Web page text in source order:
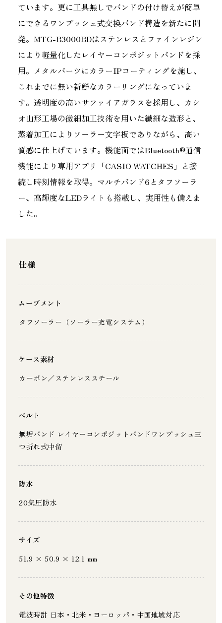
ています。更に工具無しでバンドの付け替えが簡単
にできるワンプッシュ式交換バンド構造を新たに開
発。MTG-B3000BDはステンレスとファインレジン
により軽量化したレイヤーコンポジットバンドを採
用。メタルパーツにカラーIPコーティングを施し、
これまでに無い新鮮なカラーリングになっていま
す。透明度の高いサファイアガラスを採用し、カシ
オ山形工場の微細加工技術を用いた繊細な造形と、
蒸着加工によりソーラー文字板でありながら、高い
質感に仕上げています。機能面ではBluetooth®通信
機能により専用アプリ「CASIO WATCHES」と接
続し時刻情報を取得。マルチバンド6とタフソーラ
ー、高輝度なLEDライトも搭載し、実用性も備えま
した。
仕様
ムーブメント
タフソーラー（ソーラー充電システム）
ケース素材
カーボン／ステンレススチール
ベルト
無垢バンド レイヤーコンポジットバンドワンプッシュ三
つ折れ式中留
防水
20気圧防水
サイズ
51.9 × 50.9 × 12.1 mm
その他特徴
電波時計 日本・北米・ヨーロッパ・中国地域対応